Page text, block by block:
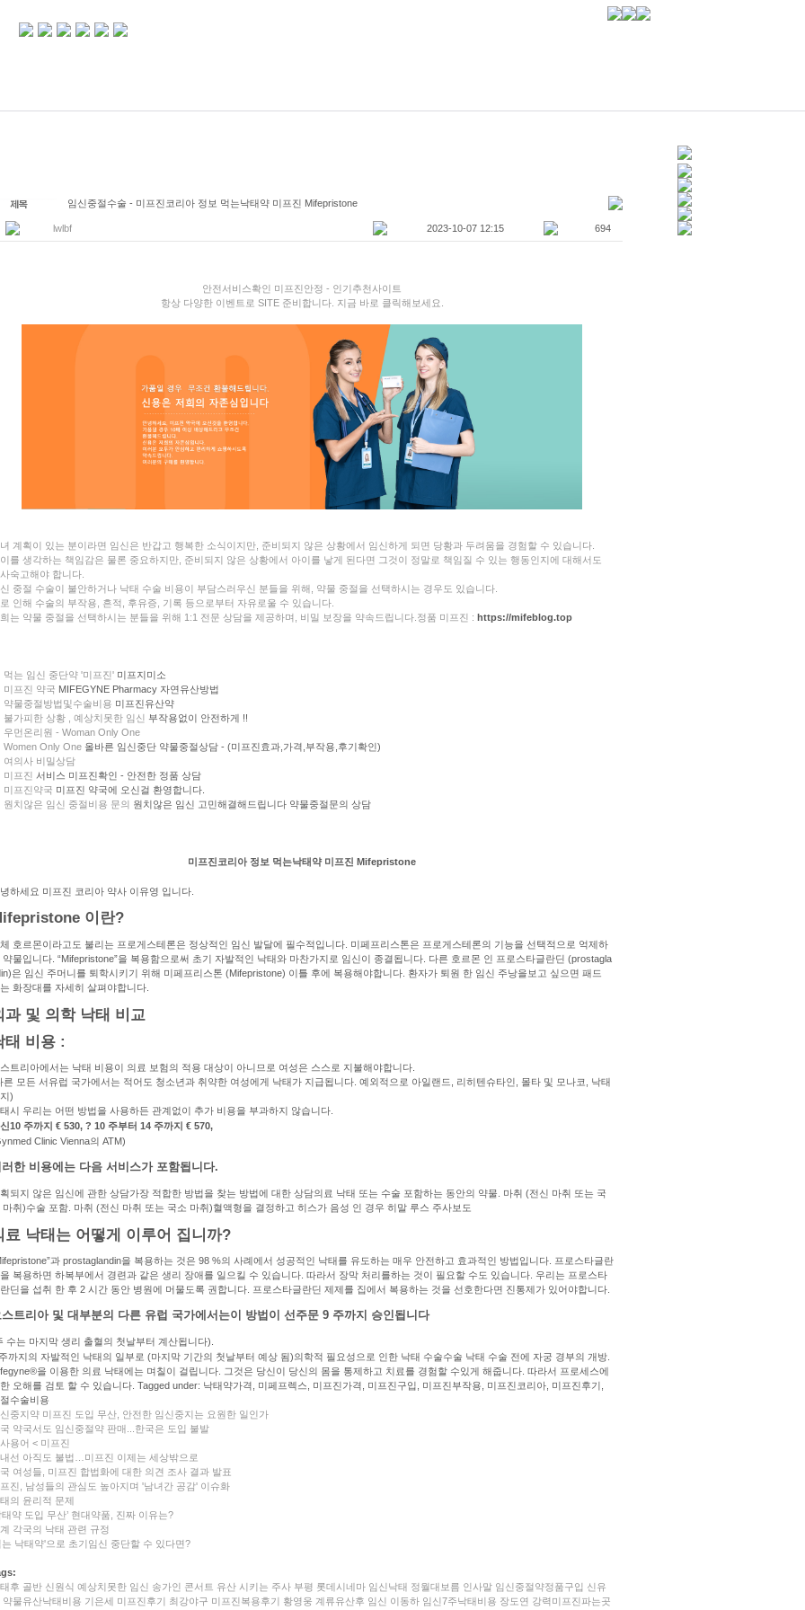
임신중절수술 - 미프진코리아 정보 먹는낙태약 미프진 Mifepristone
lwlbf 2023-10-07 12:15 694
안전서비스확인 미프진안정 - 인기추천사이트
항상 다양한 이벤트로 SITE 준비합니다. 지금 바로 클릭해보세요.
계획이 있는 분이라면 임신은 반갑고 행복한 소식이지만, 준비되지 않은 상황에서 임신하게 되면 당황과 두려움을 경험할 수 있습니다.
를 생각하는 책임감은 물론 중요하지만, 준비되지 않은 상황에서 아이를 낳게 된다면 그것이 정말로 책임질 수 있는 행동인지에 대해서도
숙고해야 합니다.
중절 수술이 불안하거나 낙태 수술 비용이 부담스러우신 분들을 위해, 약물 중절을 선택하시는 경우도 있습니다.
인해 수술의 부작용, 흔적, 후유증, 기록 등으로부터 자유로울 수 있습니다.
는 약물 중절을 선택하시는 분들을 위해 1:1 전문 상담을 제공하며, 비밀 보장을 약속드립니다.정품 미프진 : https://mifeblog.top
먹는 임신 중단약 '미프진' 미프지미소
미프진 약국 MIFEGYNE Pharmacy 자연유산방법
약물중절방법및수술비용 미프진유산약
불가피한 상황 , 예상치못한 임신 부작용없이 안전하게 !!
우먼온리원 - Woman Only One
Women Only One 올바른 임신중단 약물중절상담 - (미프진효과,가격,부작용,후기확인)
여의사 비밀상담
미프진 서비스 미프진확인 - 안전한 정품 상담
미프진약국 미프진 약국에 오신걸 환영합니다.
원치않은 임신 중절비용 문의 원치않은 임신 고민해결해드립니다 약물중절문의 상담
미프진코리아 정보 먹는낙태약 미프진 Mifepristone
하세요 미프진 코리아 약사 이유영 입니다.
이란?
호르몬이라고도 불리는 프로게스테론은 정상적인 임신 발달에 필수적입니다. 미페프리스톤은 프로게스테론의 기능을 선택적으로 억제하
약물입니다. “Mifepristone”을 복용함으로써 초기 자발적인 낙태와 마찬가지로 임신이 종결됩니다. 다른 호르몬 인 프로스타글란딘 (prostagla
은 임신 주머니를 퇴학시키기 위해 미페프리스톤 (Mifepristone) 이틀 후에 복용해야합니다. 환자가 퇴원 한 임신 주낭을보고 싶으면 패드
화장대를 자세히 살펴야합니다.
과 및 의학 낙태 비교
태 비용 :
스트리아에서는 낙태 비용이 의료 보험의 적용 대상이 아니므로 여성은 스스로 지불해야합니다.
른 모든 서유럽 국가에서는 적어도 청소년과 취약한 여성에게 낙태가 지급됩니다. 예외적으로 아일랜드, 리히텐슈타인, 몰타 및 모나코, 낙태
)
시 우리는 어떤 방법을 사용하든 관계없이 추가 비용을 부과하지 않습니다.
10 주까지 € 530, ? 10 주부터 14 주까지 € 570,
Clinic Vienna의 ATM)
러한 비용에는 다음 서비스가 포함됩니다.
되지 않은 임신에 관한 상담가장 적합한 방법을 찾는 방법에 대한 상담의료 낙태 또는 수술 포함하는 동안의 약물. 마취 (전신 마취 또는 국
마취)수술 포함. 마취 (전신 마취 또는 국소 마취)혈액형을 결정하고 히스가 음성 인 경우 히말 루스 주사보도
료 낙태는 어떻게 이루어 집니까?
과 prostaglandin을 복용하는 것은 98 %의 사례에서 성공적인 낙태를 유도하는 매우 안전하고 효과적인 방법입니다. 프로스타글란
복용하면 하복부에서 경련과 같은 생리 장애를 일으킬 수 있습니다. 따라서 장막 처리를하는 것이 필요할 수도 있습니다. 우리는 프로스타
딘을 섭취 한 후 2 시간 동안 병원에 머물도록 권합니다. 프로스타글란딘 제제를 집에서 복용하는 것을 선호한다면 진통제가 있어야합니다.
스트리아 및 대부분의 다른 유럽 국가에서는이 방법이 선주문 9 주까지 승인됩니다
수는 마지막 생리 출혈의 첫날부터 계산됩니다).
까지의 자발적인 낙태의 일부로 (마지막 기간의 첫날부터 예상 됨)의학적 필요성으로 인한 낙태 수술수술 낙태 수술 전에 자궁 경부의 개방.
을 이용한 의료 낙태에는 며칠이 걸립니다. 그것은 당신이 당신의 몸을 통제하고 치료를 경험할 수있게 해줍니다. 따라서 프로세스에
오해를 검토 할 수 있습니다. Tagged under: 낙태약가격, 미페프렉스, 미프진가격, 미프진구입, 미프진부작용, 미프진코리아, 미프진후기,
수술비용
중지약 미프진 도입 무산, 안전한 임신중지는 요원한 일인가
약국서도 임신중절약 판매...한국은 도입 불발
용어 < 미프진
선 아직도 불법…미프진 이제는 세상밖으로
여성들, 미프진 합법화에 대한 의견 조사 결과 발표
진, 남성들의 관심도 높아지며 '남녀간 공감' 이슈화
의 윤리적 문제
태약 도입 무산’ 현대약품, 진짜 이유는?
각국의 낙태 관련 규정
는 낙태약'으로 초기임신 중단할 수 있다면?
후 골반 신원식 예상치못한 임신 송가인 콘서트 유산 시키는 주사 부평 롯데시네마 임신낙태 정월대보름 인사말 임신중절약정품구입 신유
약물유산낙태비용 기은세 미­프진후기 최강야구 미프진복용후기 황영웅 계류유산후 임신 이동하 임신7주낙태비용 장도연 강력미프진파는곳